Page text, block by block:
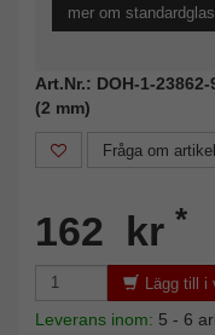
mer om standardglas
Art.Nr.: DOH-1-
(2 mm)
Fråga om
162 kr *
Lägg till
Leverans inom: 5 - 6